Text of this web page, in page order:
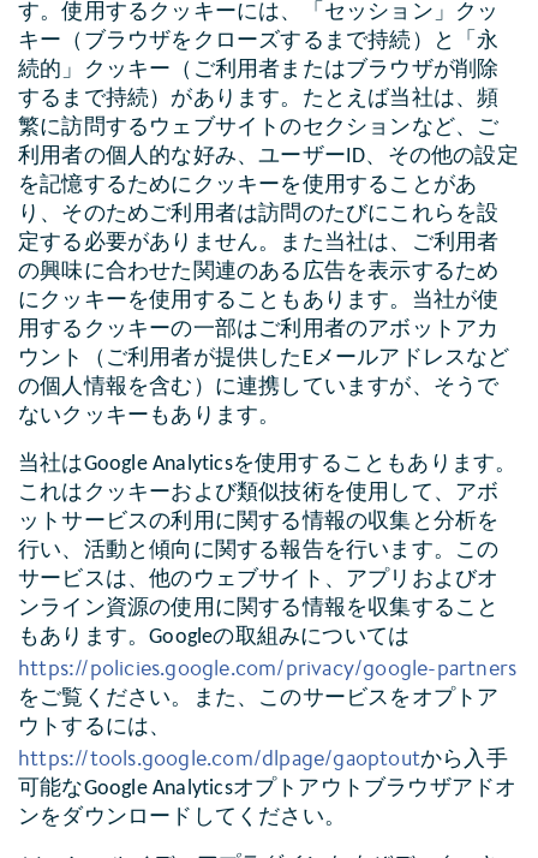
す。使用するクッキーには、「セッション」クッ
キー（ブラウザをクローズするまで持続）と「永
続的」クッキー（ご利用者またはブラウザが削除
するまで持続）があります。たとえば当社は、頻
繁に訪問するウェブサイトのセクションなど、ご
利用者の個人的な好み、ユーザーID、その他の設定
を記憶するためにクッキーを使用することがあ
り、そのためご利用者は訪問のたびにこれらを設
定する必要がありません。また当社は、ご利用者
の興味に合わせた関連のある広告を表示するため
にクッキーを使用することもあります。当社が使
用するクッキーの一部はご利用者のアボットアカ
ウント（ご利用者が提供したEメールアドレスなど
の個人情報を含む）に連携していますが、そうで
ないクッキーもあります。
当社はGoogle Analyticsを使用することもあります。
これはクッキーおよび類似技術を使用して、アボ
ットサービスの利用に関する情報の収集と分析を
行い、活動と傾向に関する報告を行います。この
サービスは、他のウェブサイト、アプリおよびオ
ンライン資源の使用に関する情報を収集すること
もあります。Googleの取組みについては
https://policies.google.com/privacy/google-partners
をご覧ください。また、このサービスをオプトア
ウトするには、
https://tools.google.com/dlpage/gaoptoutから入手
可能なGoogle Analyticsオプトアウトブラウザアドオ
ンをダウンロードしてください。